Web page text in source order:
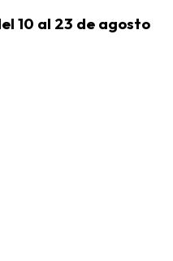
10 al 23 de agosto